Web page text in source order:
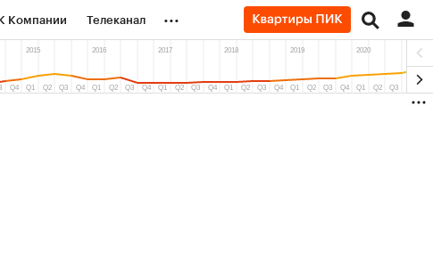
Компании Телеканал ...